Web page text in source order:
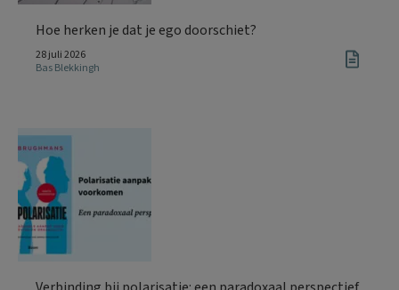
Hoe herken je dat je ego doorschiet?
28 juli 2026
Bas Blekkingh